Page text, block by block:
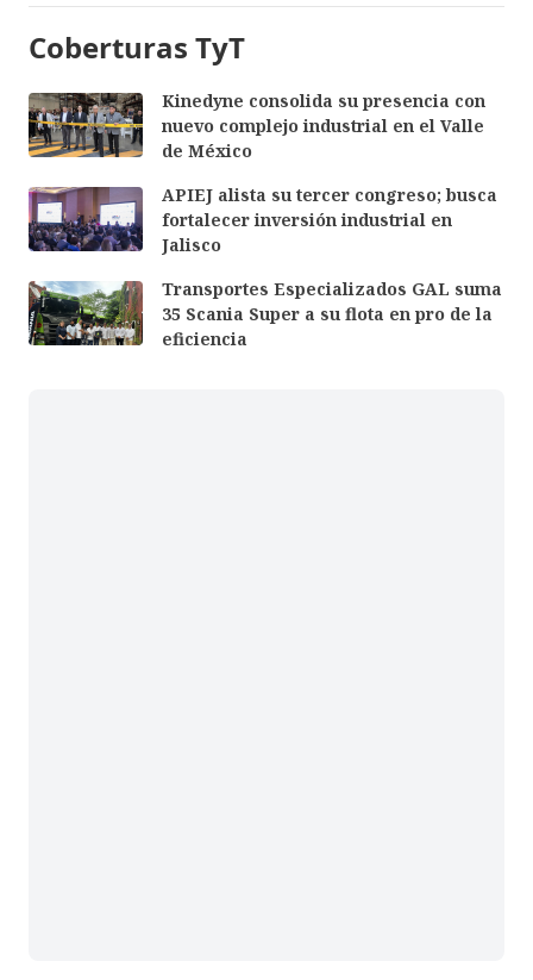
Coberturas TyT
Kinedyne consolida su presencia con
nuevo complejo industrial en el Valle
de México
APIEJ alista su tercer congreso; busca
fortalecer inversión industrial en
Jalisco
Transportes Especializados GAL suma
35 Scania Super a su flota en pro de la
eficiencia